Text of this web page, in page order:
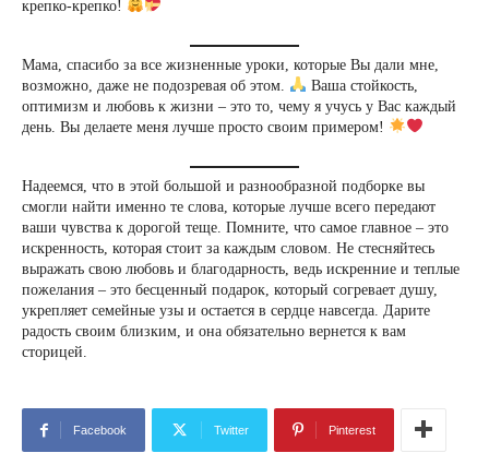
крепко-крепко!
Мама, спасибо за все жизненные уроки, которые Вы дали мне,
возможно, даже не подозревая об этом.
Ваша стойкость,
оптимизм и любовь к жизни – это то, чему я учусь у Вас каждый
день. Вы делаете меня лучше просто своим примером!
Надеемся, что в этой большой и разнообразной подборке вы
смогли найти именно те слова, которые лучше всего передают
ваши чувства к дорогой теще. Помните, что самое главное – это
искренность, которая стоит за каждым словом. Не стесняйтесь
выражать свою любовь и благодарность, ведь искренние и теплые
пожелания – это бесценный подарок, который согревает душу,
укрепляет семейные узы и остается в сердце навсегда. Дарите
радость своим близким, и она обязательно вернется к вам
сторицей.
Facebook Twitter Pinterest